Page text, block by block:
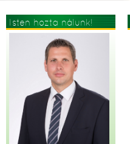
Isten hozta nálunk!